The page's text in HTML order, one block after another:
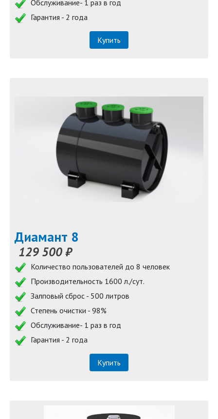
Обслуживание- 1 раз в год
Гарантия - 2 года
Купить
Диамант 8
129 500 ₽
Количество пользователей до 8 человек
Производительность 1600 л./сут.
Залповый сброс - 500 литров
Степень очистки - 98%
Обслуживание- 1 раз в год
Гарантия - 2 года
Купить